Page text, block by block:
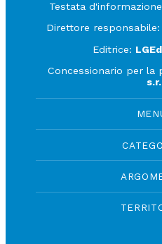
Testata
Direttore responsabile:
Editrice:
Concessionario per la